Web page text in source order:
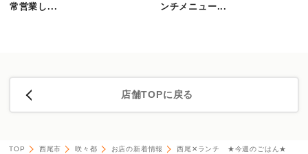
常営業し...
ンチメニュー...
店舗TOPに戻る
TOP 西尾市 咲々都 お店の新着情報 西尾✕ランチ ★今週のごはん★